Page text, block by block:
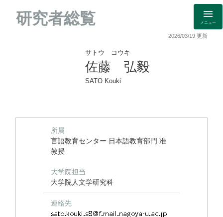
研究者総覧 メニュー
2026/03/19 更新
サトウ コウキ
佐藤 弘毅
SATO Kouki
所属
言語教育センター 日本語教育部門 准
教授
大学院担当
大学院人文学研究科
連絡先